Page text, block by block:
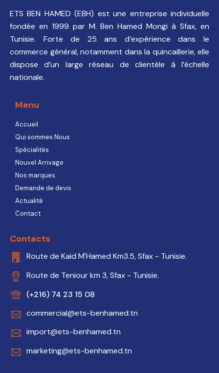
ETS BEN HAMED (EBH) est une entreprise individuelle
fondée en 1999 par M. Ben Hamed Mongi à Sfax, en
Tunisie. Forte de 25 ans d’expérience dans le
commerce général, notamment dans la quincaillerie, elle
dispose d’un large réseau de clientèle à l’échelle
nationale.
Menu
Accueil
Qui sommes Nous
Spécialités
Nouvel Arrivage
Nos marques
Demande de devis
Actualité
Contact
Contacts
Route de Kaid M'Hamed Km3.5, Sfax - Tunisie.
Route de Teniour km 3, Sfax - Tunisie.
(+216) 74 23 15 08
commercial@ets-benhamed.tn
import@ets-benhamed.tn
marketing@ets-benhamed.tn